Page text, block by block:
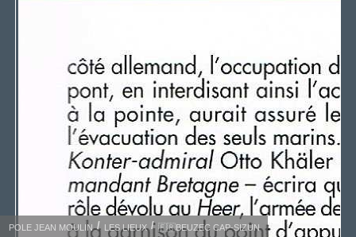
POLE JEAN MOULIN LES LIEUX 🇫🇷BEUZEC CAP-SIZUN